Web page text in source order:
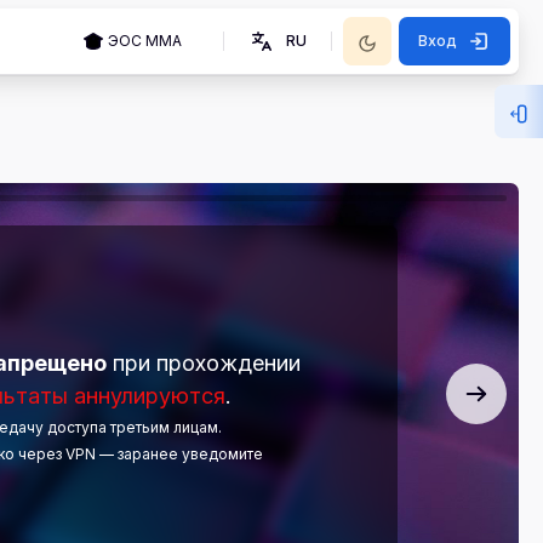
ЭОС ММА RU Вход
при прохождении
аннулируются.
доступа третьим лицам.
через VPN — заранее уведомите